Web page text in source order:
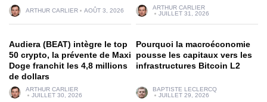
ARTHUR CARLIER AOÛT 3, 2026
ARTHUR CARLIER
JUILLET 31, 2026
Audiera (BEAT) intègre le top
50 crypto, la prévente de Maxi
Doge franchit les 4,8 millions
de dollars
ARTHUR CARLIER
JUILLET 30, 2026
Pourquoi la macroéconomie
pousse les capitaux vers les
infrastructures Bitcoin L2
BAPTISTE LECLERCQ
JUILLET 29, 2026